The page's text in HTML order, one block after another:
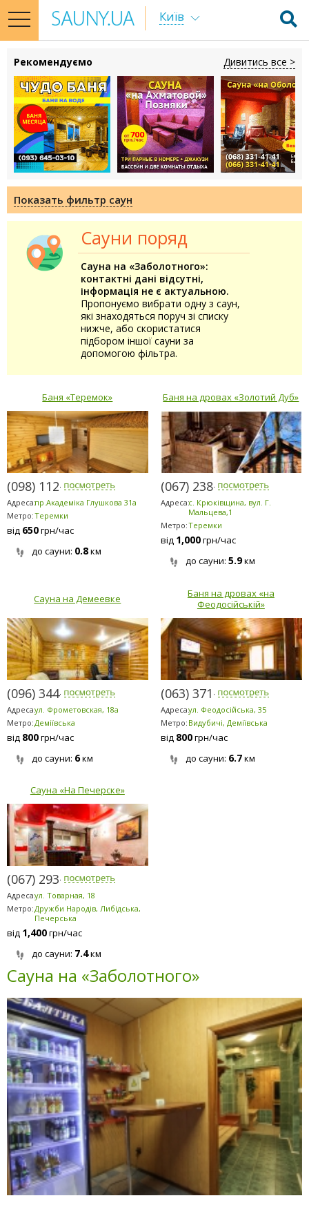
toggle
navigation
Київ
Рекомендуємо Дивитись все >
Сауни поряд
Сауна на «Заболотного»:
контактні дані відсутні,
інформація не є актуальною.
Пропонуємо вибрати одну з саун,
які знаходяться поруч зі списку
нижче, або скористатися
підбором іншої сауни за
допомогою фільтра.
Баня «Теремок»
(098) 112-1915
Адреса:пр.Академіка Глушкова 31а
Метро:Теремки
від 650грн/час
до сауни: 0.8км
Баня на дровах «Золотий Дуб»
(067) 238-8080
Адреса:с. Крюківщина, вул. Г.
Мальцева,1
Метро:Теремки
від 1,000грн/час
до сауни: 5.9км
Сауна на Демеевке
(096) 344-5008
Адреса:ул. Фрометовская, 18а
Метро: Деміївська
від 800грн/час
до сауни: 6км
Баня на дровах «на
Феодосійській»
(063) 371-8088
Адреса:ул. Феодосійська, 35
Метро: Видубичі, Деміївська
від 800грн/час
до сауни: 6.7км
Сауна «На Печерске»
(067) 293-4603
Адреса:ул. Товарная, 18
Метро:Дружби Народів, Либідська,
Печерська
від 1,400грн/час
до сауни: 7.4км
Сауна на «Заболотного»
Показать фильтр саун